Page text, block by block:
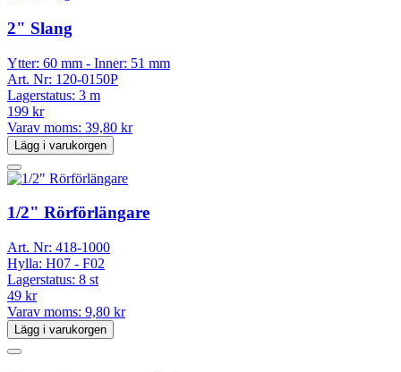
2" Slang
Ytter: 60 mm - Inner: 51 mm
Art. Nr: 120-0150P
Lagerstatus: 3 m
199 kr
Varav moms: 39,80 kr
Lägg i varukorgen
1/2" Rörförlängare
Art. Nr: 418-1000
Hylla: H07 - F02
Lagerstatus: 8 st
49 kr
Varav moms: 9,80 kr
Lägg i varukorgen